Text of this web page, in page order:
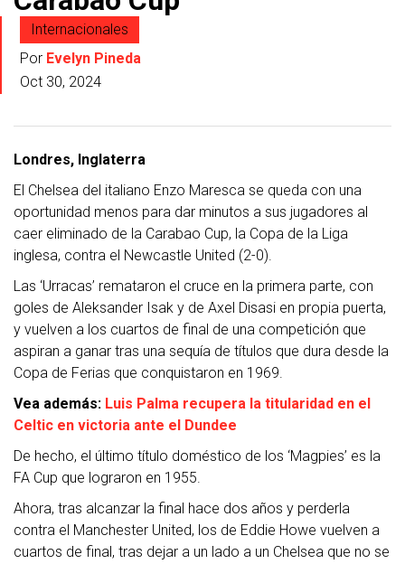
Internacionales
Por Evelyn Pineda
Oct 30, 2024
Londres, Inglaterra
El Chelsea del italiano Enzo Maresca se queda con una
oportunidad menos para dar minutos a sus jugadores al
caer eliminado de la Carabao Cup, la Copa de la Liga
inglesa, contra el Newcastle United (2-0).
Las ‘Urracas’ remataron el cruce en la primera parte, con
goles de Aleksander Isak y de Axel Disasi en propia puerta,
y vuelven a los cuartos de final de una competición que
aspiran a ganar tras una sequía de títulos que dura desde la
Copa de Ferias que conquistaron en 1969.
Vea además: Luis Palma recupera la titularidad en el
Celtic en victoria ante el Dundee
De hecho, el último título doméstico de los ‘Magpies’ es la
FA Cup que lograron en 1955.
Ahora, tras alcanzar la final hace dos años y perderla
contra el Manchester United, los de Eddie Howe vuelven a
cuartos de final, tras dejar a un lado a un Chelsea que no se